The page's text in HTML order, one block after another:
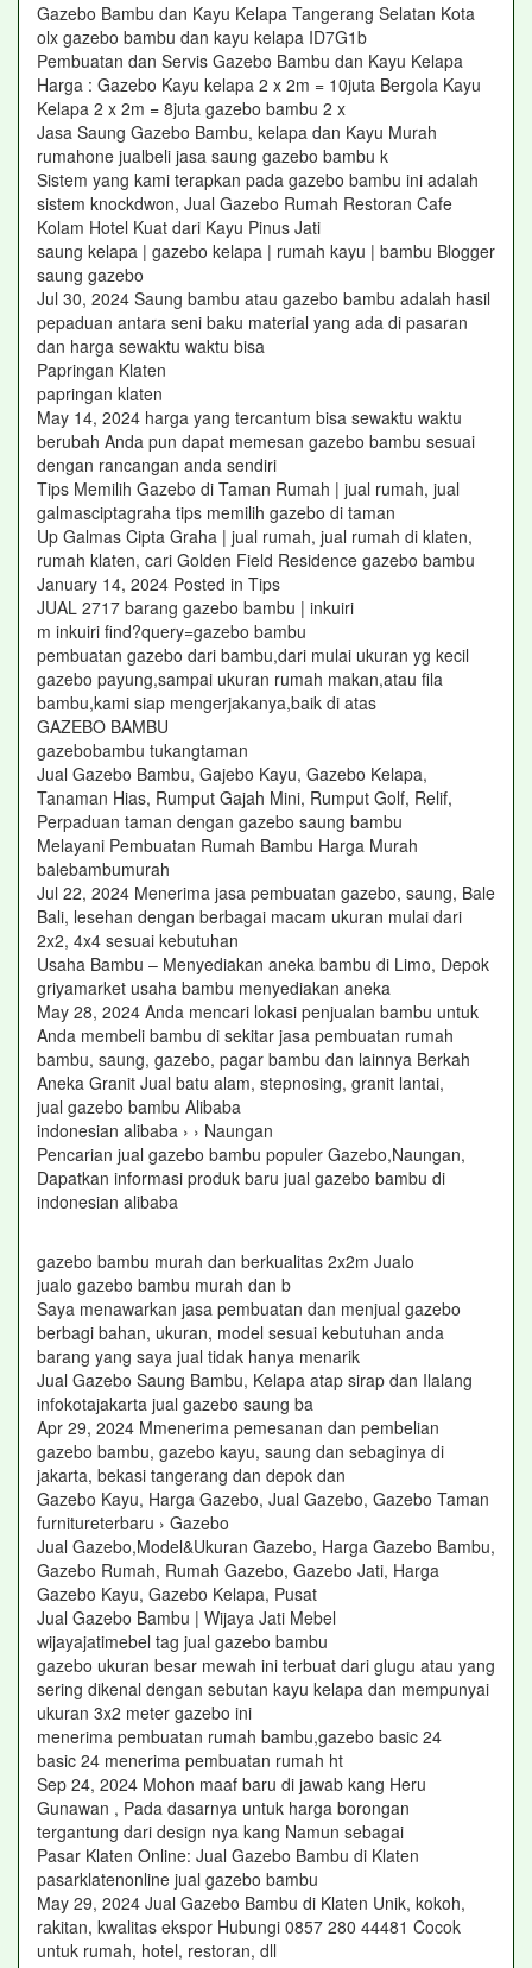
Gazebo Bambu dan Kayu Kelapa Tangerang Selatan Kota
olx gazebo bambu dan kayu kelapa ID7G1b
Pembuatan dan Servis Gazebo Bambu dan Kayu Kelapa
Harga : Gazebo Kayu kelapa 2 x 2m = 10juta Bergola Kayu
Kelapa 2 x 2m = 8juta gazebo bambu 2 x
Jasa Saung Gazebo Bambu, kelapa dan Kayu Murah
rumahone jualbeli jasa saung gazebo bambu k
Sistem yang kami terapkan pada gazebo bambu ini adalah
sistem knockdwon, Jual Gazebo Rumah Restoran Cafe
Kolam Hotel Kuat dari Kayu Pinus Jati
saung kelapa | gazebo kelapa | rumah kayu | bambu Blogger
saung gazebo
Jul 30, 2024 Saung bambu atau gazebo bambu adalah hasil
pepaduan antara seni baku material yang ada di pasaran
dan harga sewaktu waktu bisa
Papringan Klaten
papringan klaten
May 14, 2024 harga yang tercantum bisa sewaktu waktu
berubah Anda pun dapat memesan gazebo bambu sesuai
dengan rancangan anda sendiri
Tips Memilih Gazebo di Taman Rumah | jual rumah, jual
galmasciptagraha tips memilih gazebo di taman
Up Galmas Cipta Graha | jual rumah, jual rumah di klaten,
rumah klaten, cari Golden Field Residence gazebo bambu
January 14, 2024 Posted in Tips
JUAL 2717 barang gazebo bambu | inkuiri
m inkuiri find?query=gazebo bambu
pembuatan gazebo dari bambu,dari mulai ukuran yg kecil
gazebo payung,sampai ukuran rumah makan,atau fila
bambu,kami siap mengerjakanya,baik di atas
GAZEBO BAMBU
gazebobambu tukangtaman
Jual Gazebo Bambu, Gajebo Kayu, Gazebo Kelapa,
Tanaman Hias, Rumput Gajah Mini, Rumput Golf, Relif,
Perpaduan taman dengan gazebo saung bambu
Melayani Pembuatan Rumah Bambu Harga Murah
balebambumurah
Jul 22, 2024 Menerima jasa pembuatan gazebo, saung, Bale
Bali, lesehan dengan berbagai macam ukuran mulai dari
2x2, 4x4 sesuai kebutuhan
Usaha Bambu – Menyediakan aneka bambu di Limo, Depok
griyamarket usaha bambu menyediakan aneka
May 28, 2024 Anda mencari lokasi penjualan bambu untuk
Anda membeli bambu di sekitar jasa pembuatan rumah
bambu, saung, gazebo, pagar bambu dan lainnya Berkah
Aneka Granit Jual batu alam, stepnosing, granit lantai,
jual gazebo bambu Alibaba
indonesian alibaba › › Naungan
Pencarian jual gazebo bambu populer Gazebo,Naungan,
Dapatkan informasi produk baru jual gazebo bambu di
indonesian alibaba
gazebo bambu murah dan berkualitas 2x2m Jualo
jualo gazebo bambu murah dan b
Saya menawarkan jasa pembuatan dan menjual gazebo
berbagi bahan, ukuran, model sesuai kebutuhan anda
barang yang saya jual tidak hanya menarik
Jual Gazebo Saung Bambu, Kelapa atap sirap dan Ilalang
infokotajakarta jual gazebo saung ba
Apr 29, 2024 Mmenerima pemesanan dan pembelian
gazebo bambu, gazebo kayu, saung dan sebaginya di
jakarta, bekasi tangerang dan depok dan
Gazebo Kayu, Harga Gazebo, Jual Gazebo, Gazebo Taman
furnitureterbaru › Gazebo
Jual Gazebo,Model&Ukuran Gazebo, Harga Gazebo Bambu,
Gazebo Rumah, Rumah Gazebo, Gazebo Jati, Harga
Gazebo Kayu, Gazebo Kelapa, Pusat
Jual Gazebo Bambu | Wijaya Jati Mebel
wijayajatimebel tag jual gazebo bambu
gazebo ukuran besar mewah ini terbuat dari glugu atau yang
sering dikenal dengan sebutan kayu kelapa dan mempunyai
ukuran 3x2 meter gazebo ini
menerima pembuatan rumah bambu,gazebo basic 24
basic 24 menerima pembuatan rumah ht
Sep 24, 2024 Mohon maaf baru di jawab kang Heru
Gunawan , Pada dasarnya untuk harga borongan
tergantung dari design nya kang Namun sebagai
Pasar Klaten Online: Jual Gazebo Bambu di Klaten
pasarklatenonline jual gazebo bambu
May 29, 2024 Jual Gazebo Bambu di Klaten Unik, kokoh,
rakitan, kwalitas ekspor Hubungi 0857 280 44481 Cocok
untuk rumah, hotel, restoran, dll